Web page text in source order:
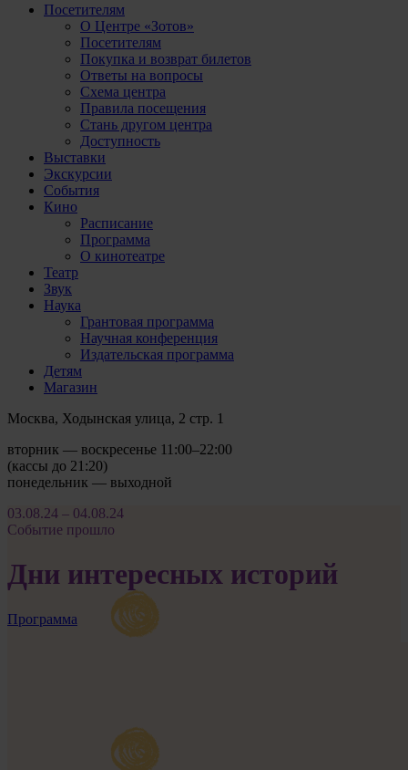
Посетителям
О Центре «Зотов»
Посетителям
Покупка и возврат билетов
Ответы на вопросы
Схема центра
Правила посещения
Стань другом центра
Доступность
Выставки
Экскурсии
События
Кино
Расписание
Программа
О кинотеатре
Театр
Звук
Наука
Грантовая программа
Научная конференция
Издательская программа
Детям
Магазин
Москва, Ходынская улица, 2 стр. 1
вторник — воскресенье 11:00–22:00
(кассы до 21:20)
понедельник — выходной
03.08.24 – 04.08.24
Событие прошло
Дни интересных историй
Программа